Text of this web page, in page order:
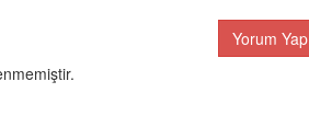
Yorum Yap